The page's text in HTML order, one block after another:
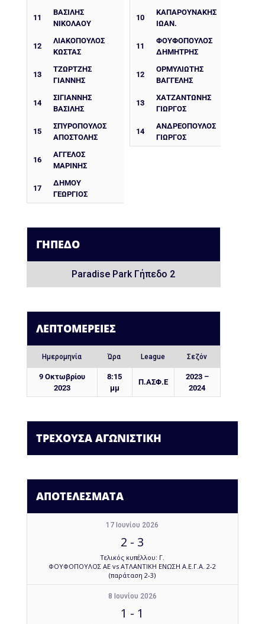
11
ΒΑΣΙΛΗΣ
ΝΙΚΟΛΑΟΥ
12
ΛΙΑΚΟΠΟΥΛΟΣ
ΚΩΣΤΑΣ
13
ΤΖΩΡΤΖΗΣ
ΓΙΑΝΝΗΣ
14
ΣΙΓΙΑΝΝΗΣ
ΒΑΣΙΛΗΣ
15
ΣΠΥΡΟΠΟΥΛΟΣ
ΑΠΟΣΤΟΛΗΣ
16
ΑΓΓΕΛΟΣ
ΜΑΡΙΝΗΣ
17
ΔΗΜΟΥ
ΓΕΩΡΓΙΟΣ
10
ΚΑΠΑΡΟΥΝΑΚΗΣ
ΙΩΑΝ.
11
ΦΟΥΦΟΠΟΥΛΟΣ
ΔΗΜΗΤΡΗΣ
12
ΟΡΜΥΛΙΩΤΗΣ
ΒΑΓΓΕΛΗΣ
13
ΧΑΤΖΑΝΤΩΝΗΣ
ΓΙΩΡΓΟΣ
14
ΑΝΔΡΕΟΠΟΥΛΟΣ
ΓΙΩΡΓΟΣ
ΓΉΠΕΔΟ
Paradise Park Γήπεδο 2
ΛΕΠΤΟΜΈΡΕΙΕΣ
Ημερομηνία Ώρα League Σεζόν
9 Οκτωβρίου
2023
8:15
μμ
Π.ΑΣΦ.Ε
2023 –
2024
ΤΡΕΧΟΥΣΑ ΑΓΩΝΙΣΤΙΚΗ
ΑΠΟΤΕΛΕΣΜΑΤΑ
17 Ιουνίου 2026
2 - 3
Τελικός κυπέλλου: Γ.
ΦΟΥΦΟΠΟΥΛΟΣ ΑΕ vs ΑΤΛΑΝΤΙΚΗ ΕΝΩΣΗ Α.Ε.Γ.Α. 2-2
(παράταση 2-3)
8 Ιουνίου 2026
1 - 1